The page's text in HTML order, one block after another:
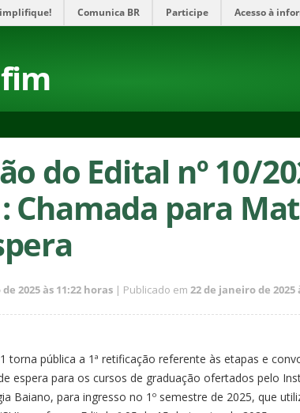
Comunica BR Participe Acesso à
do Edital nº 10/
Chamada para
2025 às 11:22 horas | Publicado em 22 de janeiro de 2025
torna pública a 1ª retificação referente às etapas e
espera para os cursos de graduação ofertados pelo
Baiano, para ingresso no 1º semestre de 2025, que